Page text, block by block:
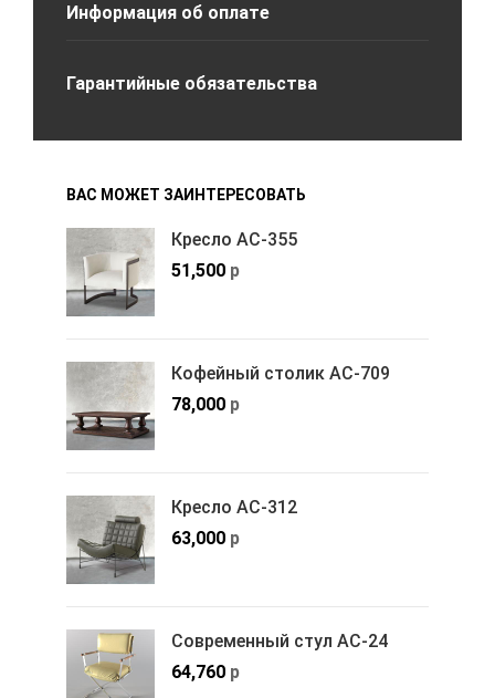
Информация об оплате
Гарантийные обязательства
ВАС МОЖЕТ ЗАИНТЕРЕСОВАТЬ
Кресло АС-355
51,500 р
Кофейный столик АС-709
78,000 р
Кресло АС-312
63,000 р
Современный стул АС-24
64,760 р